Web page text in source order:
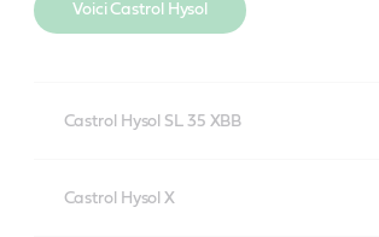
Voici Castrol Hysol
Castrol Hysol SL 35 XBB
faible intervention, exempt de chlore, de
Castrol Hysol X